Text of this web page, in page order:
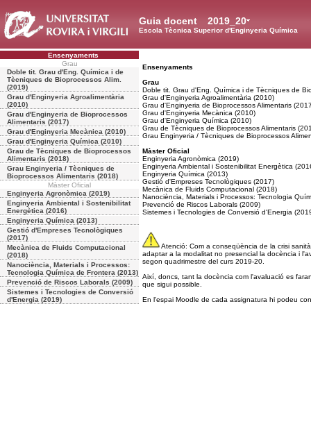
2019_20
Guia docent
Escola Tècnica Superior d'Enginyeria Química
Ensenyaments
Grau
Doble tit. Grau d'Eng. Química i de
Tècniques de Bioprocessos Alim.
(2019)
Grau d'Enginyeria Agroalimentària
(2010)
Grau d'Enginyeria de Bioprocessos
Alimentaris (2017)
Grau d'Enginyeria Mecànica (2010)
Grau d'Enginyeria Química (2010)
Grau de Tècniques de Bioprocessos
Alimentaris (2018)
Grau Enginyeria / Tècniques de
Bioprocessos Alimentaris (2018)
Màster Oficial
Enginyeria Agronòmica (2019)
Enginyeria Ambiental i Sostenibilitat
Energètica (2016)
Enginyeria Química (2013)
Gestió d'Empreses Tecnològiques
(2017)
Mecànica de Fluids Computacional
(2018)
Nanociència, Materials i Processos:
Tecnologia Química de Frontera (2013)
Prevenció de Riscos Laborals (2009)
Sistemes i Tecnologies de Conversió
d'Energia (2019)
Ensenyaments
Grau
Doble tit. Grau d'Eng. Química i de Tècniques de
Grau d'Enginyeria Agroalimentària (2010)
Grau d'Enginyeria de Bioprocessos Alimentaris
Grau d'Enginyeria Mecànica (2010)
Grau d'Enginyeria Química (2010)
Grau de Tècniques de Bioprocessos Alimentaris
Grau Enginyeria / Tècniques de Bioprocessos
Màster Oficial
Enginyeria Agronòmica (2019)
Enginyeria Ambiental i Sostenibilitat Energètica
Enginyeria Química (2013)
Gestió d'Empreses Tecnològiques (2017)
Mecànica de Fluids Computacional (2018)
Nanociència, Materials i Processos: Tecnologia
Prevenció de Riscos Laborals (2009)
Sistemes i Tecnologies de Conversió d'Energia
Atenció: Com a conseqüència de la crisi
adaptar a la modalitat no presencial la docència i
segon quadrimestre del curs 2019-20.
Així, doncs, tant la docència com l'avaluació es
que sigui possible.
En l'espai Moodle de cada assignatura hi podeu